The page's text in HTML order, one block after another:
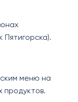
Пятигорска).
меню на
продуктов.